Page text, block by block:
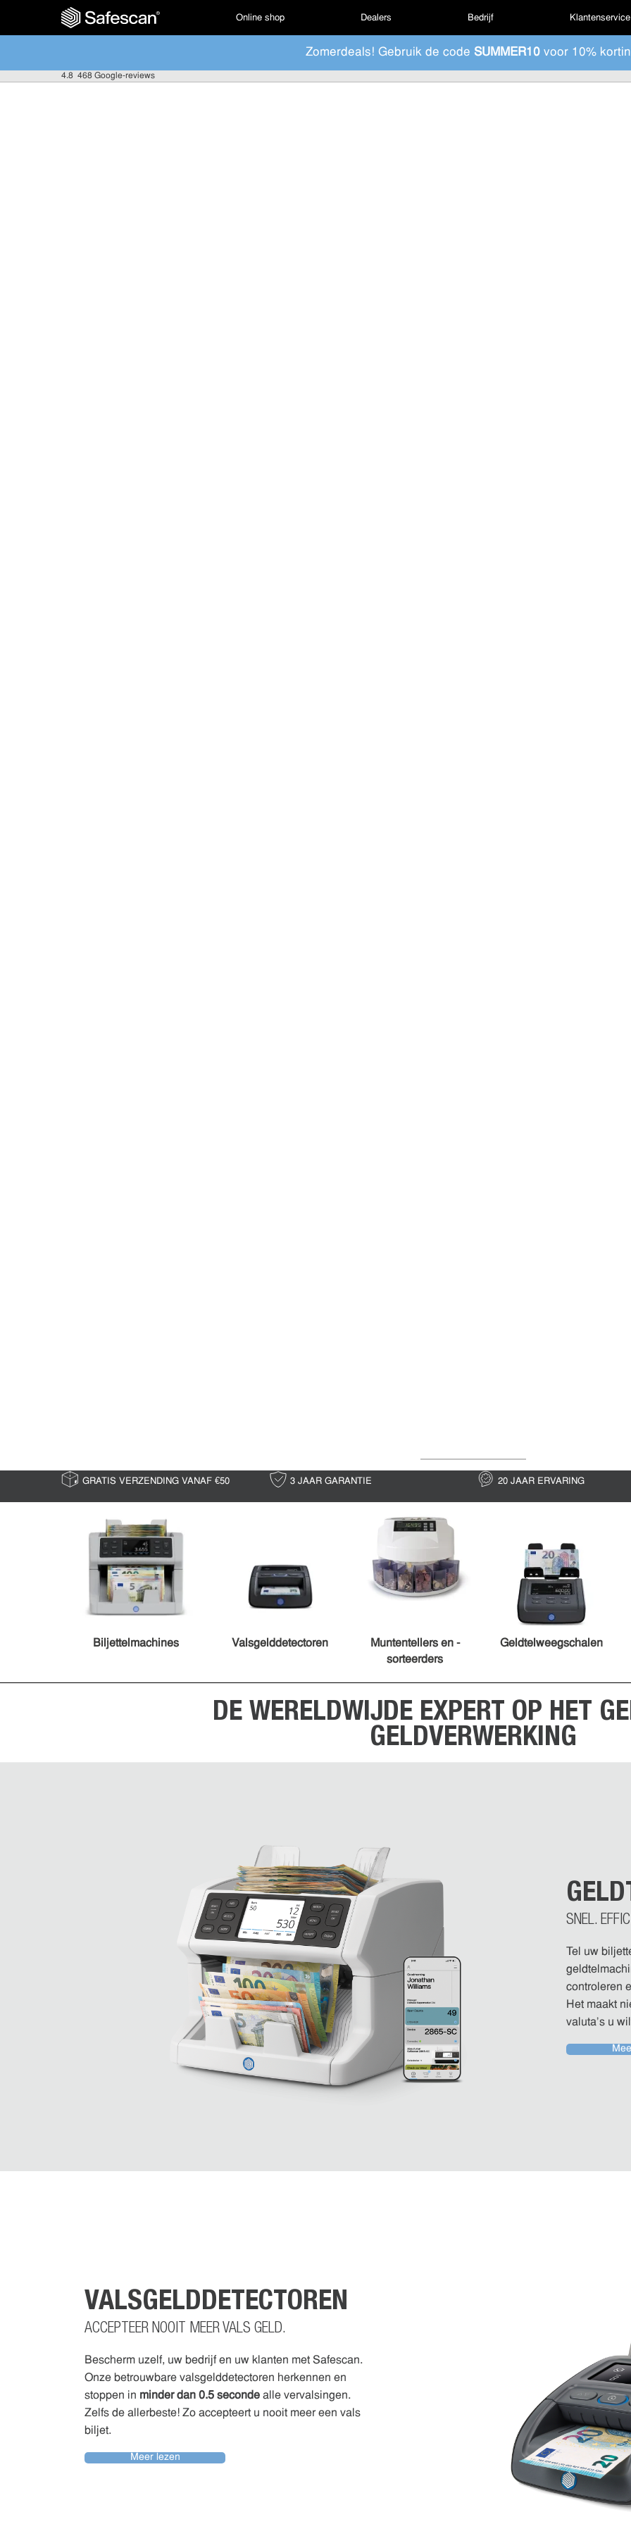
Online shop Dealers Bedrijf Klantenservice
Zomerdeals! Gebruik de code SUMMER10voor 10%
4.8 468 Google-reviews
GRATIS VERZENDING VANAF €50 3 JAAR GARANTIE 20 JAAR ERVARING
Biljettelmachines Valsgelddetectoren
Muntentellers en -
sorteerders
Geldtelweegschalen
DE WERELDWIJDE EXPERT OP HET
GELDVERWERKING
SNEL.
Tel uw
controleren
Het maakt
valuta’s u
VALSGELDDETECTOREN
ACCEPTEER NOOIT MEER VALS GELD.
Bescherm uzelf, uw bedrijf en uw klanten met Safescan.
Onze betrouwbare valsgelddetectoren herkennen en
stoppen in minder dan 0.5 seconde alle vervalsingen.
Zelfs de allerbeste! Zo accepteert u nooit meer een vals
biljet.
Meer lezen